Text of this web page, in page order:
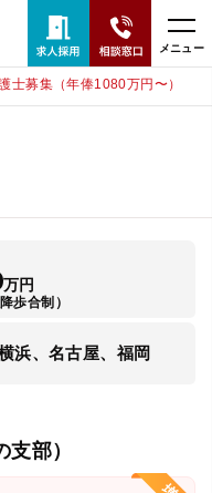
メニュー
士募集（年俸1080万円〜）
万円
歩合制）
浜、名古屋、福岡
部）
対応